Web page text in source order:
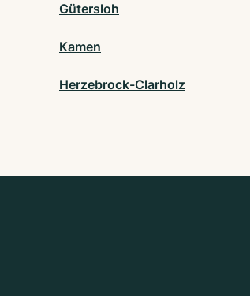
Gütersloh
Kamen
Herzebrock-Clarholz